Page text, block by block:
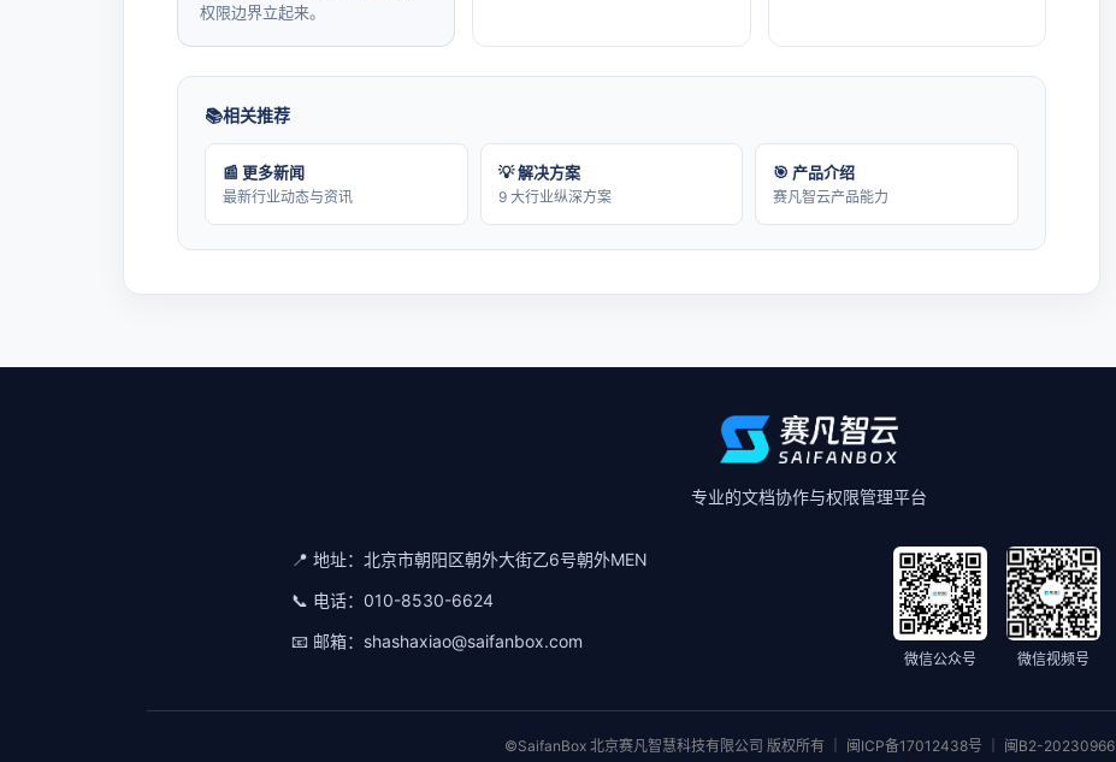
权限边界立起来。
相关推荐
📰 更多新闻
最新行业动态与资讯
💡 解决方案
9 大行业纵深方案
🎯 产品介绍
赛凡智云产品能力
专业的文档协作与权限管理平台
📍 地址： 北京市朝阳区朝外大街乙6号朝外MEN
📞 电话： 010-8530-6624
📧 邮箱： shashaxiao@saifanbox.com
微信公众号 微信视频号
©SaifanBox 北京赛凡智慧科技有限公司 版权所有 ｜ 闽ICP备17012438号 ｜ 闽B2-20230966